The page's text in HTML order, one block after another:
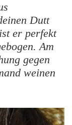
Dutt
er perfekt
Am
gegen
weinen